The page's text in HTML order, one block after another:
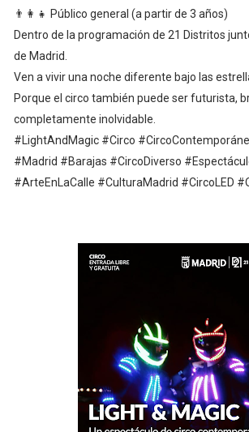
👨‍👩‍👧 Público general (a partir de 3 años)
Dentro de la programación de 21 Distritos
de Madrid.
Ven a vivir una noche diferente bajo las
Porque el circo también puede ser futurista,
completamente inolvidable.
#LightAndMagic #Circo
#Madrid #Barajas #CircoDiverso
#ArteEnLaCalle #CulturaMadrid #CircoLED